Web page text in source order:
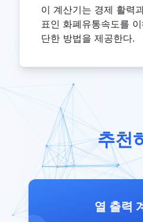
이 계산기는 경제 활력
표인 화폐유통속도를
단한 방법을 제공한다.
추천
열 출력